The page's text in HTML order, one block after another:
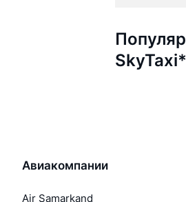
SkyTaxi*
Авиакомпании
Air Samarkand